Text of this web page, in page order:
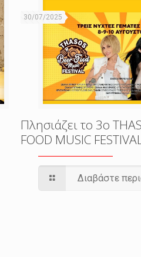
30/07/2025
Πλησιάζει το 3o
FOOD MUSIC
Διαβάστε